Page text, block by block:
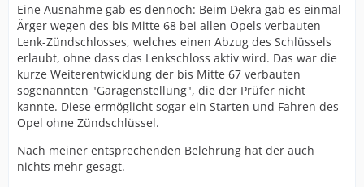
Eine Ausnahme gab es dennoch: Beim Dekra gab es einmal
Ärger wegen des bis Mitte 68 bei allen Opels verbauten
Lenk-Zündschlosses, welches einen Abzug des Schlüssels
erlaubt, ohne dass das Lenkschloss aktiv wird. Das war die
kurze Weiterentwicklung der bis Mitte 67 verbauten
sogenannten "Garagenstellung", die der Prüfer nicht
kannte. Diese ermöglicht sogar ein Starten und Fahren des
Opel ohne Zündschlüssel.
Nach meiner entsprechenden Belehrung hat der auch
nichts mehr gesagt.